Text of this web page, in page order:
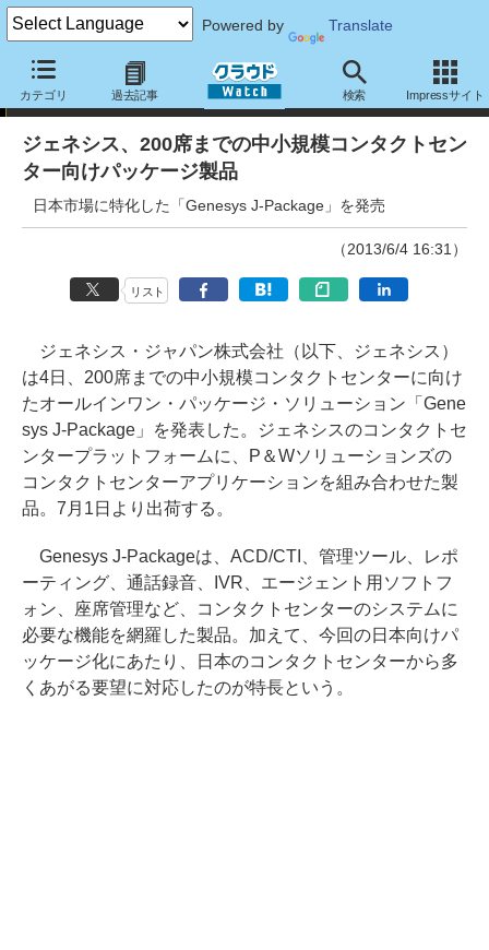
Powered by Translate
カテゴリ 過去記事 検索 Impressサイト
ニュース
ジェネシス、200席までの中小規模コンタクトセン
ター向けパッケージ製品
日本市場に特化した「Genesys J-Package」を発売
（2013/6/4 16:31）
リスト
ジェネシス・ジャパン株式会社（以下、ジェネシス）
は4日、200席までの中小規模コンタクトセンターに向け
たオールインワン・パッケージ・ソリューション「Gene
sys J-Package」を発表した。ジェネシスのコンタクトセ
ンタープラットフォームに、P＆Wソリューションズの
コンタクトセンターアプリケーションを組み合わせた製
品。7月1日より出荷する。
Genesys J-Packageは、ACD/CTI、管理ツール、レポ
ーティング、通話録音、IVR、エージェント用ソフトフ
ォン、座席管理など、コンタクトセンターのシステムに
必要な機能を網羅した製品。加えて、今回の日本向けパ
ッケージ化にあたり、日本のコンタクトセンターから多
くあがる要望に対応したのが特長という。